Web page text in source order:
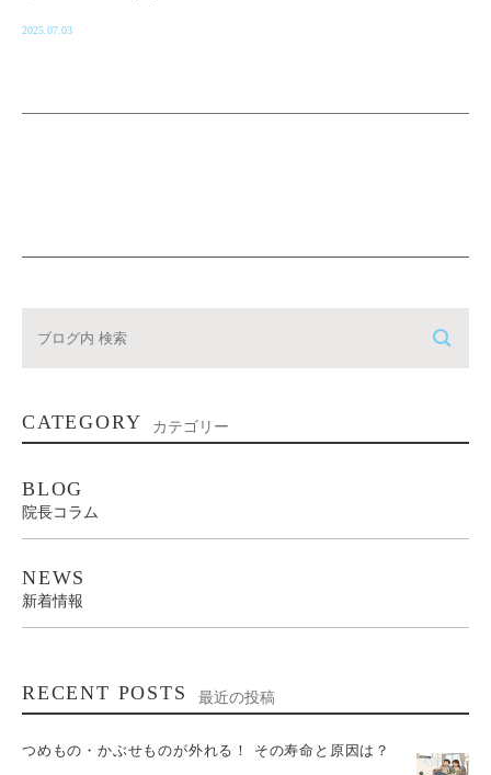
2025.07.03
CATEGORY カテゴリー
BLOG
院長コラム
NEWS
新着情報
RECENT POSTS 最近の投稿
つめもの・かぶせものが外れる！ その寿命と原因は？